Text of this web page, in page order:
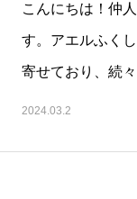
こんにちは！仲
す。アエルふく
寄せており、続
2024.03.2